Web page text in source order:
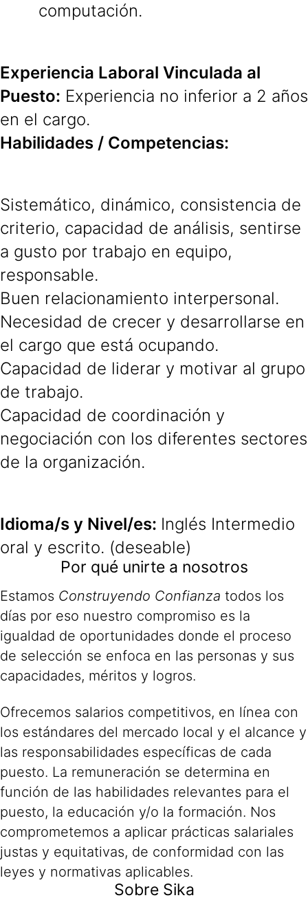
computación.
Experiencia Laboral Vinculada al
Puesto: Experiencia no inferior a 2 años
en el cargo.
Habilidades / Competencias:
Sistemático, dinámico, consistencia de
criterio, capacidad de análisis, sentirse
a gusto por trabajo en equipo,
responsable.
Buen relacionamiento interpersonal.
Necesidad de crecer y desarrollarse en
el cargo que está ocupando.
Capacidad de liderar y motivar al grupo
de trabajo.
Capacidad de coordinación y
negociación con los diferentes sectores
de la organización.
Idioma/s y Nivel/es: Inglés Intermedio
oral y escrito. (deseable)
Por qué unirte a nosotros
Estamos Construyendo Confianza todos los
días por eso nuestro compromiso es la
igualdad de oportunidades donde el proceso
de selección se enfoca en las personas y sus
capacidades, méritos y logros.
Ofrecemos salarios competitivos, en línea con
los estándares del mercado local y el alcance y
las responsabilidades específicas de cada
puesto. La remuneración se determina en
función de las habilidades relevantes para el
puesto, la educación y/o la formación. Nos
comprometemos a aplicar prácticas salariales
justas y equitativas, de conformidad con las
leyes y normativas aplicables.
Sobre Sika